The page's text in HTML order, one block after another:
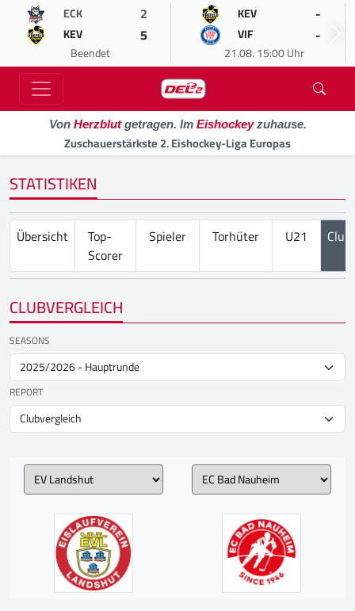
ECK 2
KEV 5
Beendet
KEV -
VIF -
21.08. 15:00 Uhr
Von Herzblutgetragen. Im Eishockeyzuhause.
Zuschauerstärkste 2. Eishockey-Liga Europas
STATISTIKEN
Übersicht
Top-
Scorer
Spieler Torhüter U21
CLUBVERGLEICH
SEASONS
REPORT